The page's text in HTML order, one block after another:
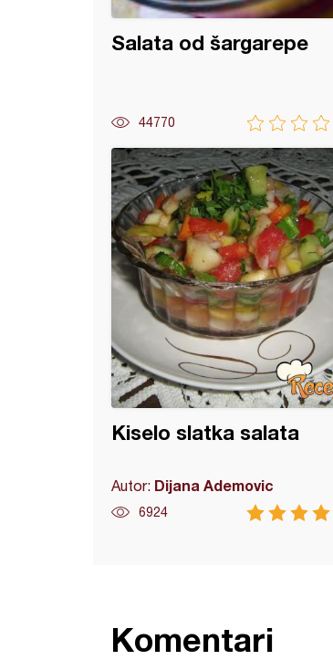
Salata od šargarepe
44770
Kiselo slatka salata
Autor: Dijana Ademovic
6924
čorba sa paradajz sokom
Komentari